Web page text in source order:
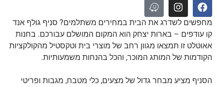
מחפשים לשדרג את הבית במחירים משתלמים? סניף גולף אנד
קו עודפים – בארות יצחק הוא המקום המושלם עבורכם. בחנות
אאוטלט זו תמצאו מגוון רחב של מוצרי בית וטקסטיל מהקולקציות
הקודמות של המותג המוכר, והכל בהנחות משמעותיות.
הסניף מציע מבחר גדול של מצעים, כלי מטבח, מגבות ופריטי